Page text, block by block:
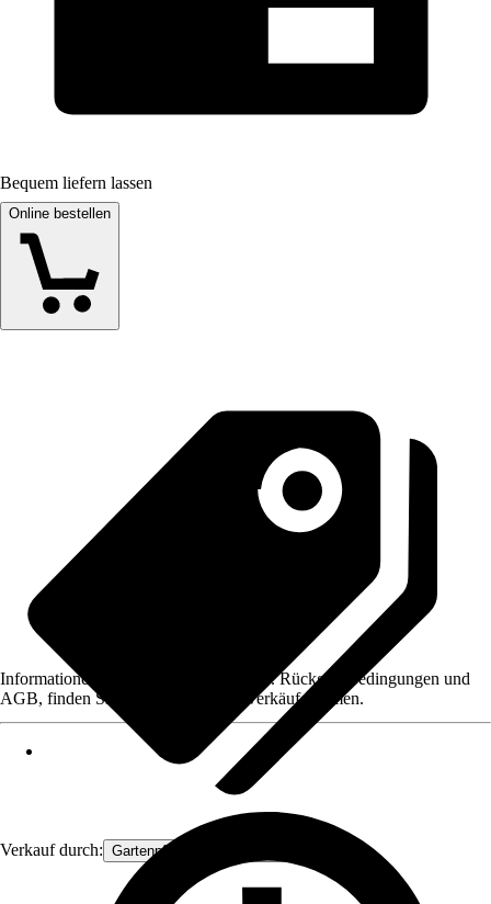
Bequem liefern lassen
Online bestellen
Verkauf durch: Gartenpflanzen Ammerland
Informationen des Verkäufers, wie z. B. Rückgabebedingungen und
AGB, finden Sie bei Klick auf den Verkäufernamen.